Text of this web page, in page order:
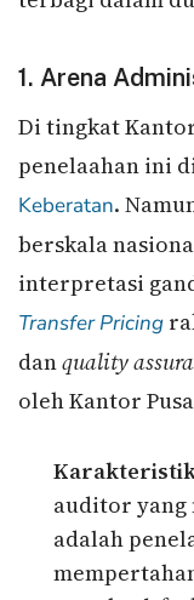
1. Arena
Di tingkat
penelaahan ini
Keberatan.
berskala
interpretasi
Transfer Pricing
danquality
oleh Kantor
auditor yang
adalah